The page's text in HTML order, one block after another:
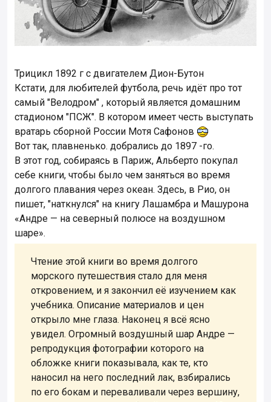
Трицикл 1892 г с двигателем Дион-Бутон
Кстати, для любителей футбола, речь идёт про тот
самый "Велодром" , который является домашним
стадионом "ПСЖ". В котором имеет честь выступать
вратарь сборной России Мотя Сафонов
Вот так, плавненько. добрались до 1897 -го.
В этот год, собираясь в Париж, Альберто покупал
себе книги, чтобы было чем заняться во время
долгого плавания через океан. Здесь, в Рио, он
пишет, "наткнулся" на книгу Лашамбра и Машурона
«Андре — на северный полюсе на воздушном
шаре».
Чтение этой книги во время долгого
морского путешествия стало для меня
откровением, и я закончил её изучением как
учебника. Описание материалов и цен
открыло мне глаза. Наконец я всё ясно
увидел. Огромный воздушный шар Андре —
репродукция фотографии которого на
обложке книги показывала, как те, кто
наносил на него последний лак, взбирались
по его бокам и переваливали через вершину,